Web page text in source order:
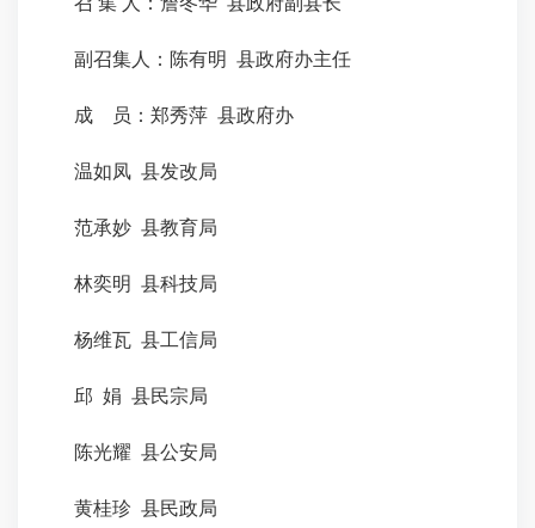
副召集人：陈有明 县政府办主任
成 员：郑秀萍 县政府办
温如凤 县发改局
范承妙 县教育局
林奕明 县科技局
杨维瓦 县工信局
邱 娟 县民宗局
陈光耀 县公安局
黄桂珍 县民政局